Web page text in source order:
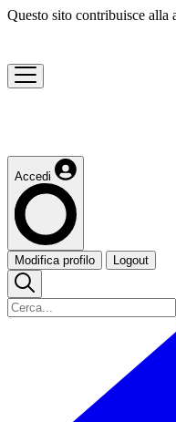
Questo sito contribuisce alla
Accedi
Modifica profilo Logout